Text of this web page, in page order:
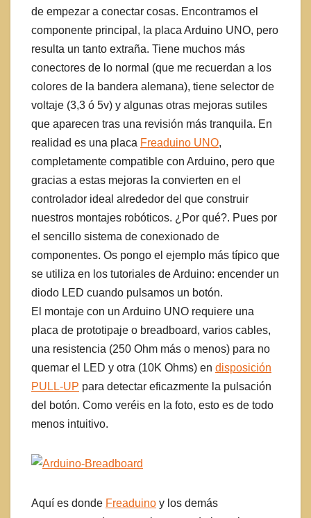
de empezar a conectar cosas. Encontramos el
componente principal, la placa Arduino UNO, pero
resulta un tanto extraña. Tiene muchos más
conectores de lo normal (que me recuerdan a los
colores de la bandera alemana), tiene selector de
voltaje (3,3 ó 5v) y algunas otras mejoras sutiles
que aparecen tras una revisión más tranquila. En
realidad es una placa Freaduino UNO,
completamente compatible con Arduino, pero que
gracias a estas mejoras la convierten en el
controlador ideal alrededor del que construir
nuestros montajes robóticos. ¿Por qué?. Pues por
el sencillo sistema de conexionado de
componentes. Os pongo el ejemplo más típico que
se utiliza en los tutoriales de Arduino: encender un
diodo LED cuando pulsamos un botón.
El montaje con un Arduino UNO requiere una
placa de prototipaje o breadboard, varios cables,
una resistencia (250 Ohm más o menos) para no
quemar el LED y otra (10K Ohms) en disposición
PULL-UP para detectar eficazmente la pulsación
del botón. Como veréis en la foto, esto es de todo
menos intuitivo.
Aquí es donde Freaduino y los demás